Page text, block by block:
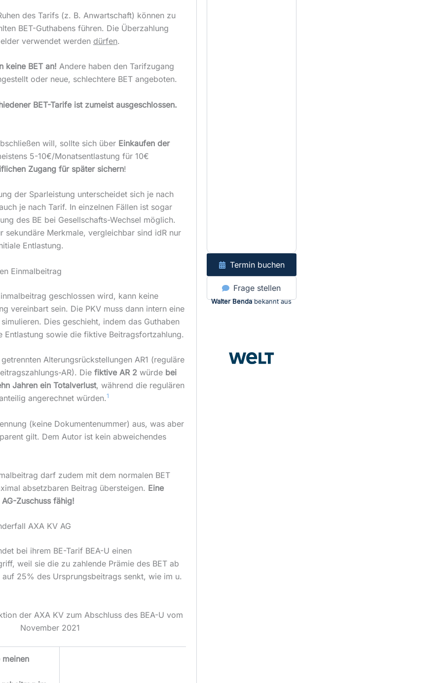
des Tarifs (z. B. Anwartschaft) können zu
BET-Guthabens führen. Die Überzahlung
verwendet werden dürfen.
keine BET an! Andere haben den Tarifzugang
oder neue, schlechtere BET angeboten.
BET-Tarife ist zumeist ausgeschlossen.
will, sollte sich über Einkaufen der
5-10€/Monatsentlastung für 10€
Zugang für später sichern!
der Sparleistung unterscheidet sich je nach
je nach Tarif. In einzelnen Fällen ist sogar
des BE bei Gesellschafts-Wechsel möglich.
sekundäre Merkmale, vergleichbar sind idR nur
Entlastung.
Einmalbeitrag
geschlossen wird, kann keine
vereinbart sein. Die PKV muss dann intern eine
Dies geschieht, indem das Guthaben
sowie die fiktive Beitragsfortzahlung.
Alterungsrückstellungen AR1 (reguläre
AR). Die fiktive AR 2würde bei
Jahren ein Totalverlust, während die regulären
angerechnet würden.1
(keine Dokumentenummer) aus, was aber
gilt. Dem Autor ist kein abweichendes
darf zudem mit dem normalen BET
absetzbaren Beitrag übersteigen. Eine
Zuschuss fähig!
AXA KV AG
bei ihrem BE-Tarif BEA-U einen
weil sie die zu zahlende Prämie des BET ab
auf 25% des Ursprungsbeitrags senkt, wie im u.
der AXA KV zum Abschluss des BEA-U vom
November 2021
Termin buchen
Frage stellen
Walter Bendabekannt aus